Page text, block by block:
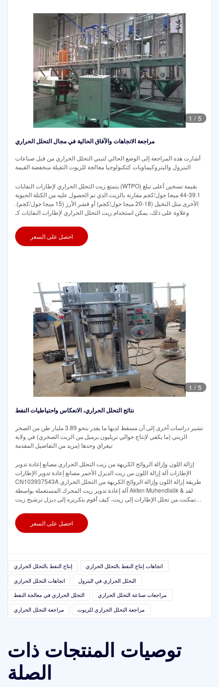
1 / 5
مراجعة الاتجاهات والآفاق الحالية في مجال التحلل الحراري
أشارت هذه المراجعة إلى الوضع الحالي لتبني التحلل الحراري من قبل صناعات
البترول والبتروكيماويات كتكنولوجيا معالجة للزيوت الثقيلة منخفضة القيمة
يتمتع زيت التحلل الحراري لإطارات النفايات (WTPO) بقيمة تسخين أعلى تبلغ
39.1-44 ميجا جول/كجم مقارنة بالزيت الذي تم الحصول عليه من الكتلة الحيوية
الأخرى مثل النخيل (18-20 ميجا جول/كجم) أو قشر الأرز (15 ميجا جول/كجم).
وعلاوة على ذلك، يمكن استخدام زيت التحلل الحراري لإطارات النفايات كـ
احصل على السعر
1 / 5
نتائج التحلل الحراري، الانعكاس واحتياطيات النفط
تشير دراسات أخرى إلى أن مسقط لديها ما يقدر بنحو 3.89 مليار طن من الصخر
الزيتي (ما يكفي لإنتاج حوالي تريليون برميل من الزيت الصخري) في ولاية
تيغراي وحدها (مزيد من التفاصيل المقدمة
إزالة اللون وإزالة الروائح الكريهة من زيت التحلل الحراري مصانع إعادة تدوير
الإطارات آلة إزالة اللون من زيت الديزل الأحمر مصانع إعادة تدوير الإطارات
CN103937543A طريقة إزالة اللون وإزالة الروائح الكريهة من التحلل الحراري
آلة إعادة تدوير زيت المحرك المستعملة بواسطة Akfen Muhendislik & لقد
تمكنت من تحلل الإطارات إلى زيت، كيف أقوم بتكريره إلى ديزل ترشيح زيت
احصل على السعر
إنتاج النفط بالتحلل الحراري
اتجاهات إنتاج النفط بالتحلل الحراري
اتجاهات التحلل الحراري
التحلل الحراري في البترول
التحلل الحراري في معالجة النفط
مراجعات صناعة التحلل الحراري
مراجعة التحلل الحراري
مراجعة التحلل الحراري للزيوت
توصيات المنتجات ذات
الصلة